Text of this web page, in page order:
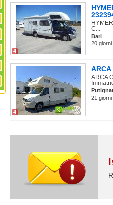
4
C...
Bari
20 giorni
4
ARCA
ARCA
21 giorni